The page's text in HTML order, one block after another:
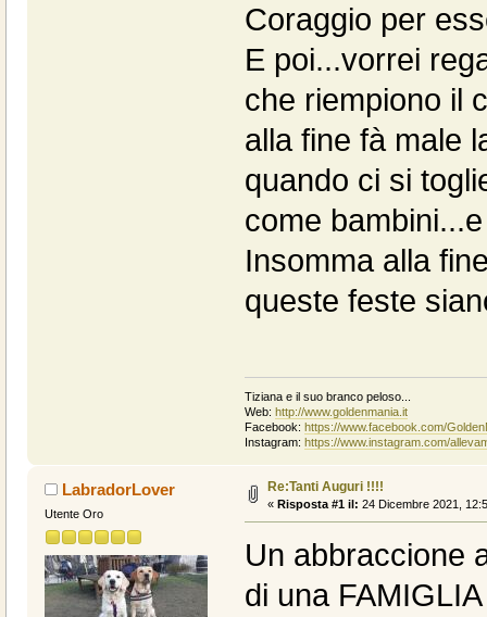
Coraggio per
E poi...vorrei
che riempiono il
alla fine fà male
quando ci si
come
Insomma alla
queste feste
Tiziana e il suo branco peloso...
Web: http://www.goldenmania.it
Facebook: https://www.facebook.com/
Instagram: https://www.instagram.com/
LabradorLover
Utente Oro
Re:Tanti Auguri !!!!
« Risposta #1 il: 24 Dicembre 2021,
Un abbraccione
di una